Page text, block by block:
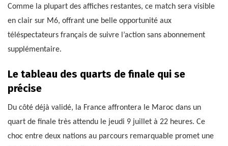
Comme la plupart des affiches restantes, ce match sera visible
en clair sur M6, offrant une belle opportunité aux
téléspectateurs français de suivre l’action sans abonnement
supplémentaire.
Le tableau des quarts de finale qui se
précise
Du côté déjà validé, la France affrontera le Maroc dans un
quart de finale très attendu le jeudi 9 juillet à 22 heures. Ce
choc entre deux nations au parcours remarquable promet une